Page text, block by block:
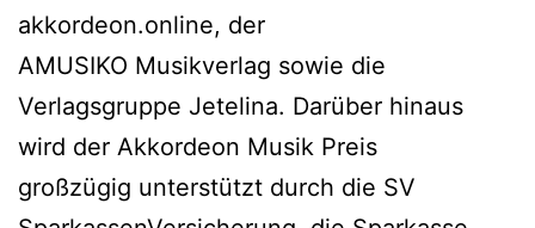
akkordeon.online, der
AMUSIKO Musikverlag sowie die
Verlagsgruppe Jetelina. Darüber hinaus
wird der Akkordeon Musik Preis
großzügig unterstützt durch die SV